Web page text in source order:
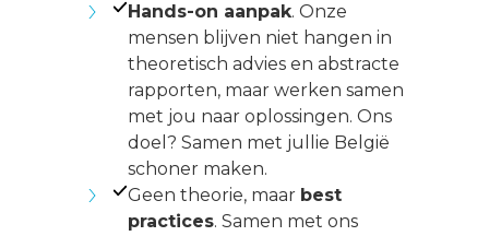
Hands-on aanpak. Onze
mensen blijven niet hangen in
theoretisch advies en abstracte
rapporten, maar werken samen
met jou naar oplossingen. Ons
doel? Samen met jullie België
schoner maken.
Geen theorie, maar best
practices. Samen met ons